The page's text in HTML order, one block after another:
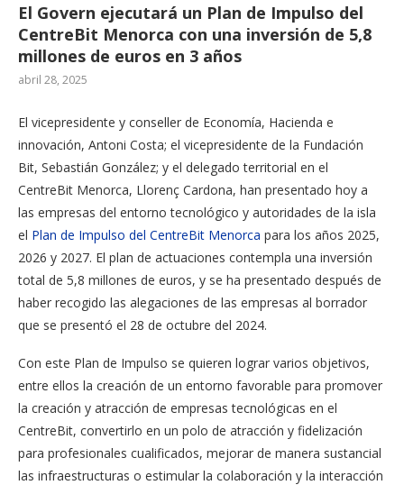
El Govern ejecutará un Plan de Impulso del
CentreBit Menorca con una inversión de 5,8
millones de euros en 3 años
abril 28, 2025
El vicepresidente y conseller de Economía, Hacienda e
innovación, Antoni Costa; el vicepresidente de la Fundación
Bit, Sebastián González; y el delegado territorial en el
CentreBit Menorca, Llorenç Cardona, han presentado hoy a
las empresas del entorno tecnológico y autoridades de la isla
el Plan de Impulso del CentreBit Menorca para los años 2025,
2026 y 2027. El plan de actuaciones contempla una inversión
total de 5,8 millones de euros, y se ha presentado después de
haber recogido las alegaciones de las empresas al borrador
que se presentó el 28 de octubre del 2024.
Con este Plan de Impulso se quieren lograr varios objetivos,
entre ellos la creación de un entorno favorable para promover
la creación y atracción de empresas tecnológicas en el
CentreBit, convertirlo en un polo de atracción y fidelización
para profesionales cualificados, mejorar de manera sustancial
las infraestructuras o estimular la colaboración y la interacción